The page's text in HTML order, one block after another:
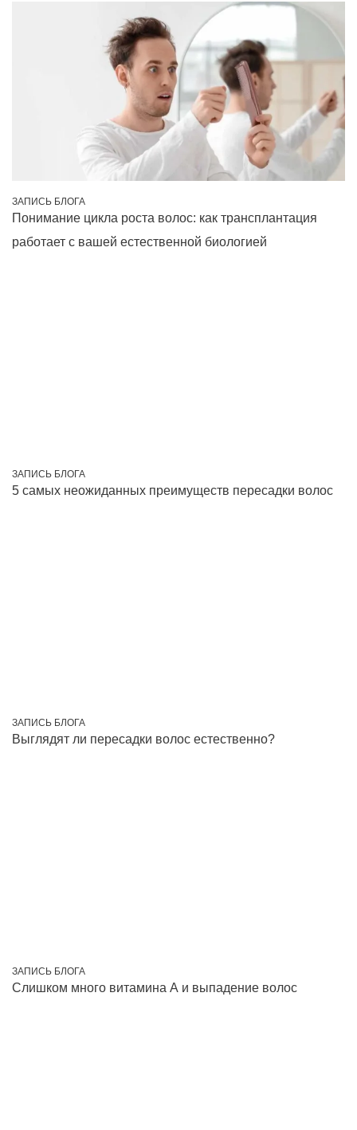
ЗАПИСЬ БЛОГА
Понимание цикла роста волос: как трансплантация
работает с вашей естественной биологией
ЗАПИСЬ БЛОГА
5 самых неожиданных преимуществ пересадки волос
ЗАПИСЬ БЛОГА
Выглядят ли пересадки волос естественно?
ЗАПИСЬ БЛОГА
Слишком много витамина А и выпадение волос